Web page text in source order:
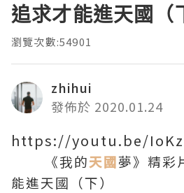
追求才能進天國（
瀏覽次數:54901
zhihui
發佈於 2020.01.24
https://youtu.be/
《我的天國夢》精彩
能進天國（下）